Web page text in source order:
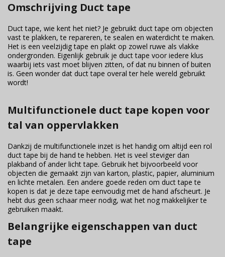
Omschrijving Duct tape
Duct tape, wie kent het niet? Je gebruikt duct tape om objecten
vast te plakken, te repareren, te sealen en waterdicht te maken.
Het is een veelzijdig tape en plakt op zowel ruwe als vlakke
ondergronden. Eigenlijk gebruik je duct tape voor iedere klus
waarbij iets vast moet blijven zitten, of dat nu binnen of buiten
is. Geen wonder dat duct tape overal ter hele wereld gebruikt
wordt!
Multifunctionele duct tape kopen voor
tal van oppervlakken
Dankzij de multifunctionele inzet is het handig om altijd een rol
duct tape bij de hand te hebben. Het is veel steviger dan
plakband of ander licht tape. Gebruik het bijvoorbeeld voor
objecten die gemaakt zijn van karton, plastic, papier, aluminium
en lichte metalen. Een andere goede reden om duct tape te
kopen is dat je deze tape eenvoudig met de hand afscheurt. Je
hebt dus geen schaar meer nodig, wat het nog makkelijker te
gebruiken maakt.
Belangrijke eigenschappen van duct
tape